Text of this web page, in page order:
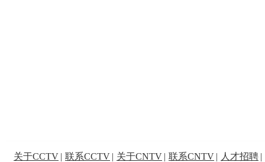
关于CCTV | 联系CCTV | 关于CNTV | 联系CNTV | 人才招聘 |